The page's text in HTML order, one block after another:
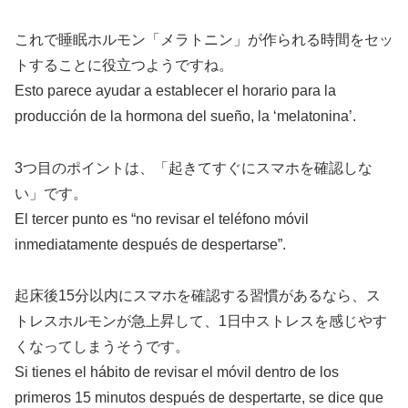
これで睡眠ホルモン「メラトニン」が作られる時間をセッ
トすることに役立つようですね。
Esto parece ayudar a establecer el horario para la
producción de la hormona del sueño, la ‘melatonina’.
3つ目のポイントは、「起きてすぐにスマホを確認しな
い」です。
El tercer punto es “no revisar el teléfono móvil
inmediatamente después de despertarse”.
起床後15分以内にスマホを確認する習慣があるなら、ス
トレスホルモンが急上昇して、1日中ストレスを感じやす
くなってしまうそうです。
Si tienes el hábito de revisar el móvil dentro de los
primeros 15 minutos después de despertarte, se dice que